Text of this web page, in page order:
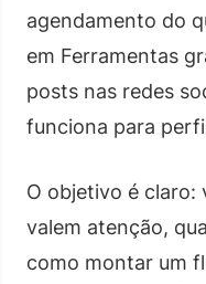
agendamento do
em Ferramentas
posts nas redes
funciona para
O objetivo é claro:
valem atenção,
como montar um